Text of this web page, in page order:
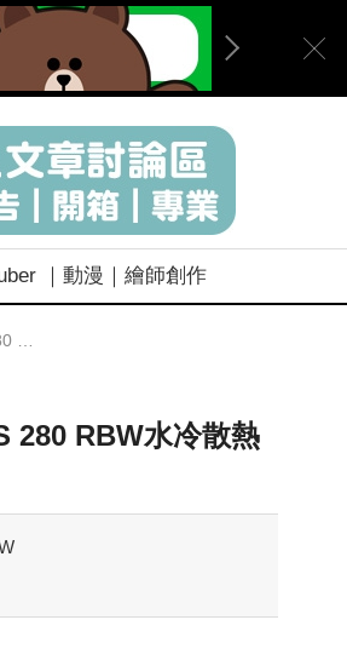
｜動漫｜繪師創作
280 RBW水冷散熱